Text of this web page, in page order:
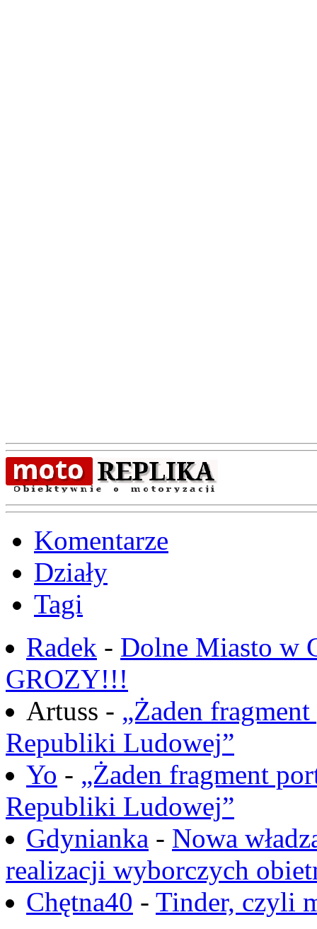
Komentarze
Działy
Tagi
Radek - Dolne Miasto w
GROZY!!!
Artuss - „Żaden
Republiki Ludowej”
Yo - „Żaden fragment
Republiki Ludowej”
Gdynianka - Nowa
realizacji wyborczych
Chętna40 - Tinder, czyli